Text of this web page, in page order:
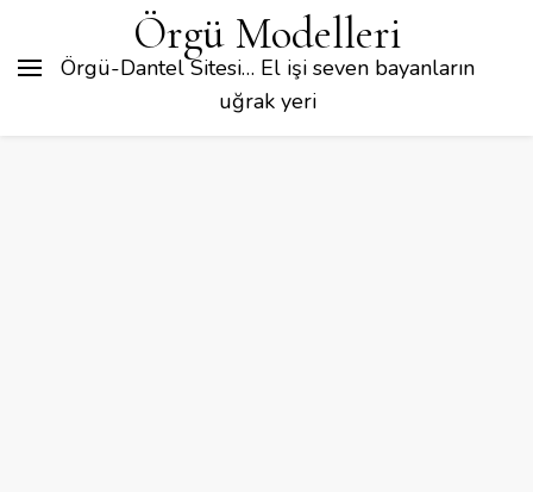
Örgü Modelleri
Örgü-Dantel Sitesi… El işi seven bayanların
uğrak yeri